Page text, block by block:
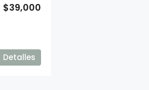
$39,000
Detalles